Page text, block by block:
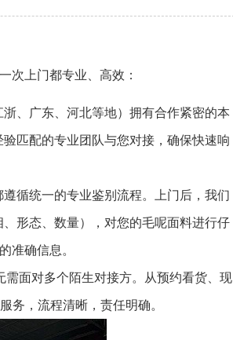
次上门都专业、高效：
、广东、河北等地）拥有合作紧密的本
匹配的专业团队与您对接，确保快速响
循统一的专业鉴别流程。上门后，我们
形态、数量），对您的毛呢面料进行仔
准确信息。
面对多个陌生对接方。从预约看货、现
务，流程清晰，责任明确。